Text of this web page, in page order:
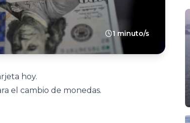
1 minuto/s
hoy.
el cambio de monedas.